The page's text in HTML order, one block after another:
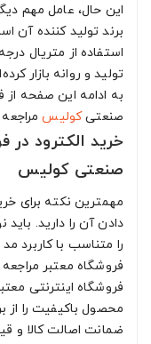
این حال، عامل مهم
برند تولید کننده آن
استفاده از متریال
تولید و روانه بازار
به ادامه این صفحه از
صنعتیکولیسمراجعه
خرید الکترود در
صنعتی کولیس
مهمترین نکته برای
دادن آن را دارید.
را متناسب با کاربرد
فروشگاه معتبر
فروشگاه اینترنتی
محصول باکیفیت را از
ضمانت اصالت کالا و